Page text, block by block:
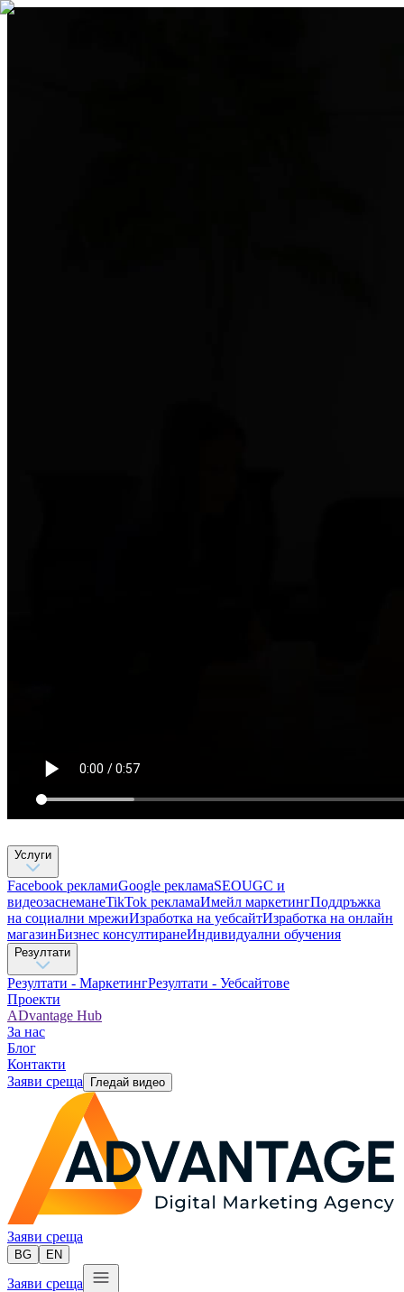
Услуги
Facebook рекламиGoogle рекламаSEOUGC и
видеозаснеманеTikTok рекламaИмейл маркетингПоддръжка
на социални мрежиИзработка на уебсайтИзработка на онлайн
магазинБизнес консултиране​Индивидуални обучения
Резултати
Резултати - МаркетингРезултати - Уебсайтове
Проекти
ADvantage Hub
За нас
Блог
Контакти
Заяви среща
Гледай видео
Заяви среща
BG EN
Заяви среща